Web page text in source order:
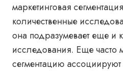
маркетинговая
количественные
она подразумевает еще и
исследования. Еще часто
сегментацию